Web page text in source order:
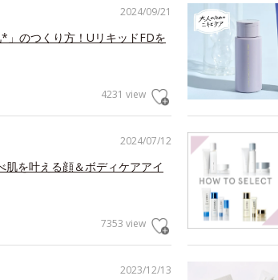
2024/09/21
」のつくり方！UリキッドFDを
4231 view
2024/07/12
を叶える顔＆ボディケアアイ
7353 view
2023/12/13